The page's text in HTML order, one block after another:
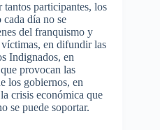
participantes, los
día no se
del franquismo y
en difundir las
Indignados, en
provocan las
los gobiernos, en
crisis económica que
se puede soportar.